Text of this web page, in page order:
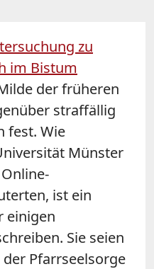
zu
im Bistum
der früheren
straffällig
fest. Wie
Münster
ist ein
einigen
Sie seien
Pfarrseelsorge